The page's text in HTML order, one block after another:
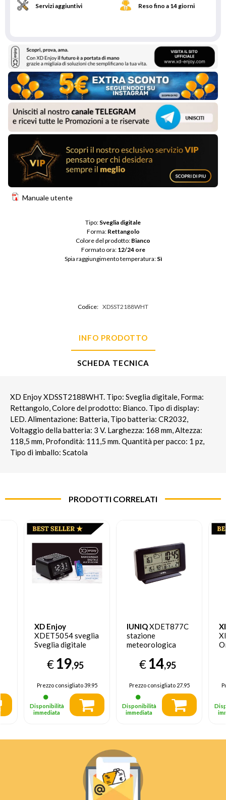
Servizi aggiuntivi Reso fino a 14 giorni
Manuale utente
Tipo: Sveglia digitale
Forma: Rettangolo
Colore del prodotto: Bianco
Formato ora: 12/24 ore
Spia raggiungimento temperatura: Sì
Codice: XDSST2188WHT
INFO PRODOTTO
SCHEDA TECNICA
XD Enjoy XDSST2188WHT. Tipo: Sveglia digitale, Forma:
Rettangolo, Colore del prodotto: Bianco. Tipo di display:
LED. Alimentazione: Batteria, Tipo batteria: CR2032,
Voltaggio della batteria: 3 V. Larghezza: 168 mm, Altezza:
118,5 mm, Profondità: 111,5 mm. Quantità per pacco: 1 pz,
Tipo di imballo: Scatola
PRODOTTI CORRELATI
XD Enjoy
XDET5054 sveglia
Sveglia digitale
€19,95
Prezzo consigliato39.95
Disponibilità
immediata
IUNIQXDET877C
stazione
meteorologica
Batteria
€14,95
Prezzo consigliato27.95
Disponibilità
immediata